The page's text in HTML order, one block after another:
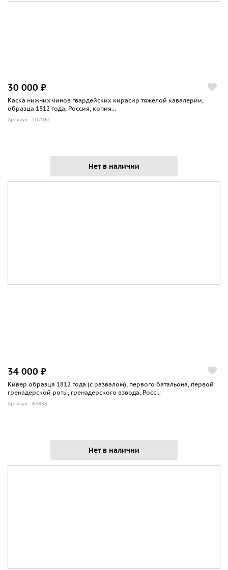
30 000 ₽
Каска нижних чинов гвардейских кирасир тяжелой кавалерии,
образца 1812 года, Россия, копия...
Артикул: 107061
Нет в наличии
34 000 ₽
Кивер образца 1812 года (с развалом), первого батальона, первой
гренадерской роты, гренадерского взвода, Росс...
Артикул: 64833
Нет в наличии